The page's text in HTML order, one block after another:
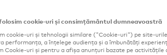
cookie-uri și consimțământul dumneavoastră
cookie-uri și tehnologii similare ("Cookie-uri") pe site-
performanța, a înțelege audiența și a îmbunătăți
Cookie-uri și pentru a afișa anunțuri bazate pe activitățile